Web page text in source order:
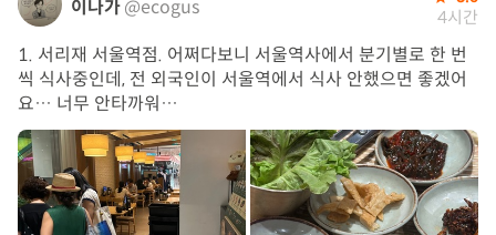
이나가@ecogus 4시간
1. 서리재 서울역점. 어쩌다보니 서울역사에서 분기별로 한 번
씩 식사중인데, 전 외국인이 서울역에서 식사 안했으면 좋겠어
요… 너무 안타까워…